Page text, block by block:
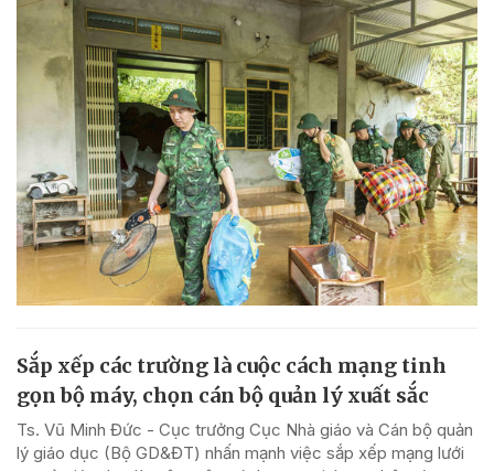
Sắp xếp các trường là cuộc cách mạng tinh
gọn bộ máy, chọn cán bộ quản lý xuất sắc
Ts. Vũ Minh Đức - Cục trưởng Cục Nhà giáo và Cán bộ quản
lý giáo dục (Bộ GD&ĐT) nhấn mạnh việc sắp xếp mạng lưới